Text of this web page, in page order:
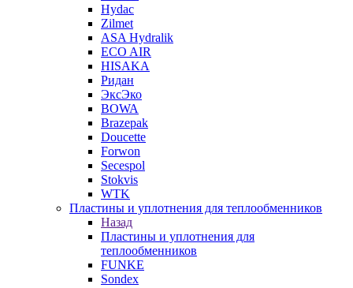
Hydac
Zilmet
ASA Hydralik
ECO AIR
HISAKA
Ридан
ЭксЭко
BOWA
Brazepak
Doucette
Forwon
Secespol
Stokvis
WTK
Пластины и уплотнения для теплообменников
Назад
Пластины и уплотнения для
теплообменников
FUNKE
Sondex